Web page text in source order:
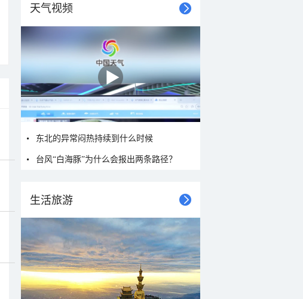
天气视频
东北的异常闷热持续到什么时候
台风“白海豚”为什么会报出两条路径？
生活旅游